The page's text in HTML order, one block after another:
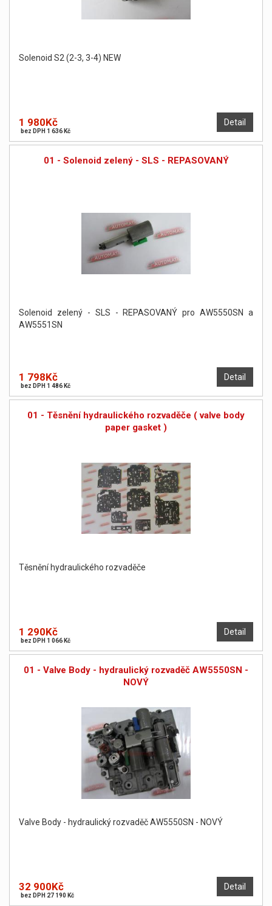
Solenoid S2 (2-3, 3-4) NEW
Detail
1 980Kč
bez DPH 1 636 Kč
01 - Solenoid zelený - SLS - REPASOVANÝ
Solenoid zelený - SLS - REPASOVANÝ pro AW5550SN a
AW5551SN
Detail
1 798Kč
bez DPH 1 486 Kč
01 - Těsnění hydraulického rozvaděče ( valve body
paper gasket )
Těsnění hydraulického rozvaděče
Detail
1 290Kč
bez DPH 1 066 Kč
01 - Valve Body - hydraulický rozvaděč AW5550SN -
NOVÝ
Valve Body - hydraulický rozvaděč AW5550SN - NOVÝ
Detail
32 900Kč
bez DPH 27 190 Kč